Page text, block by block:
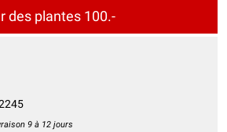
des plantes 100.-
9 à 12 jours